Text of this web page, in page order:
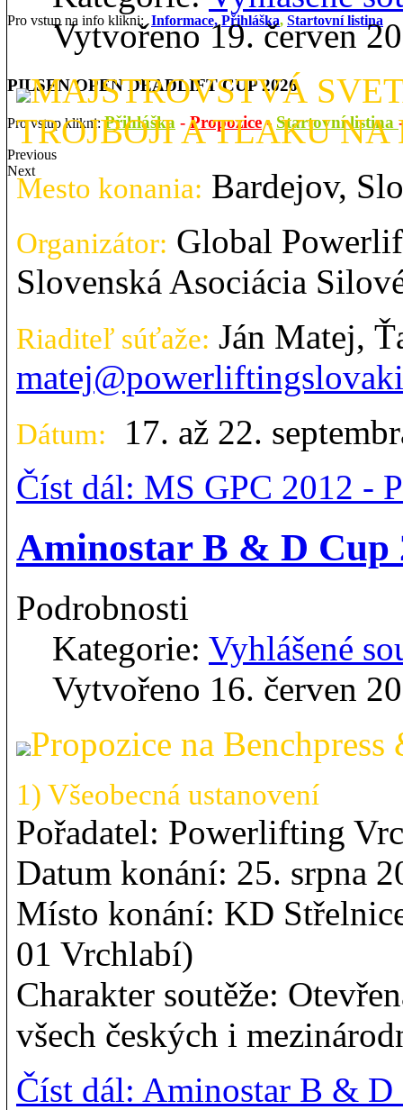
Pro vstup na info klikni: Informace, Přihláška, Startovní listina
PILSEN OPEN DEADLIFT CUP 2026
Pro vstup klikni:Přihláška -Propozice- Startovní listina
Previous
Next
Vytvořeno 19. červen
MAJSTROVSTVÁ
TROJBOJI A TLAKU NA
Mesto konania: Bardejov,
Organizátor: Global
Slovenská Asociácia
Riaditeľ súťaže: Ján Matej,
Dátum:
17. až 22.
Číst dál: MS GPC 2012 -
Aminostar B & D Cup
Podrobnosti
Kategorie: Vyhlášené
Vytvořeno 16. červen
Propozice na
1) Všeobecná ustanovení
Pořadatel: Powerlifting
Datum konání: 25. srpna
Místo konání: KD
01 Vrchlabí)
Charakter soutěže:
všech českých i
Číst dál: Aminostar B &